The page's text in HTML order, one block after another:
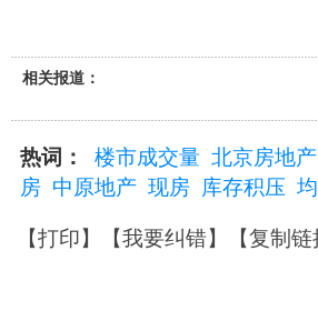
相关报道：
热词： 楼市成交量 北京房地产
房 中原地产 现房 库存积压
【打印】【我要纠错】【复制链